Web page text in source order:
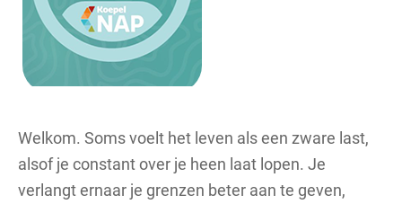
Welkom. Soms voelt het leven als een zware last,
alsof je constant over je heen laat lopen. Je
verlangt ernaar je grenzen beter aan te geven,